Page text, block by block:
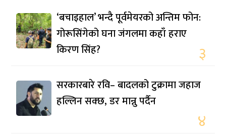
‘बचाइहाल’ भन्दै पूर्वमेयरको अन्तिम फोन:
गोरूसिंगेको घना जंगलमा कहाँ हराए
किरण सिंह?
३
सरकारबारे रवि– बादलको टुक्रामा जहाज
हल्लिन सक्छ, डर मान्नु पर्दैन
४